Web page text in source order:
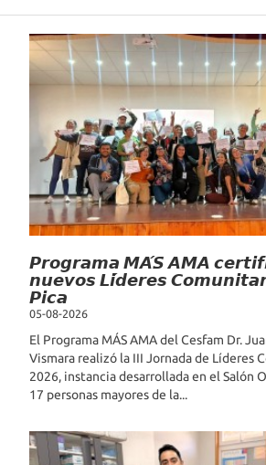
𝙋𝙧𝙤𝙜𝙧𝙖𝙢𝙖 𝙈𝘼́𝙎 𝘼𝙈𝘼
𝙣𝙪𝙚𝙫𝙤𝙨 𝙇𝙞́𝙙𝙚𝙧𝙚𝙨
𝙋𝙞𝙘𝙖
05-08-2026
El Programa MÁS AMA del Cesfam Dr.
Vismara realizó la III Jornada de Líderes
2026, instancia desarrollada en el Salón
17 personas mayores de la...